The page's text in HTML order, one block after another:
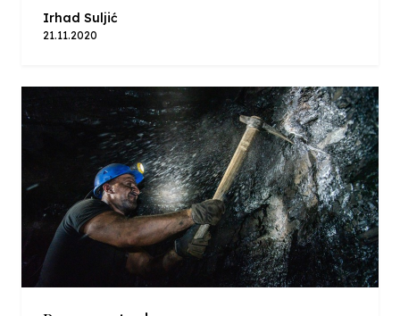
Irhad Suljić
21.11.2020